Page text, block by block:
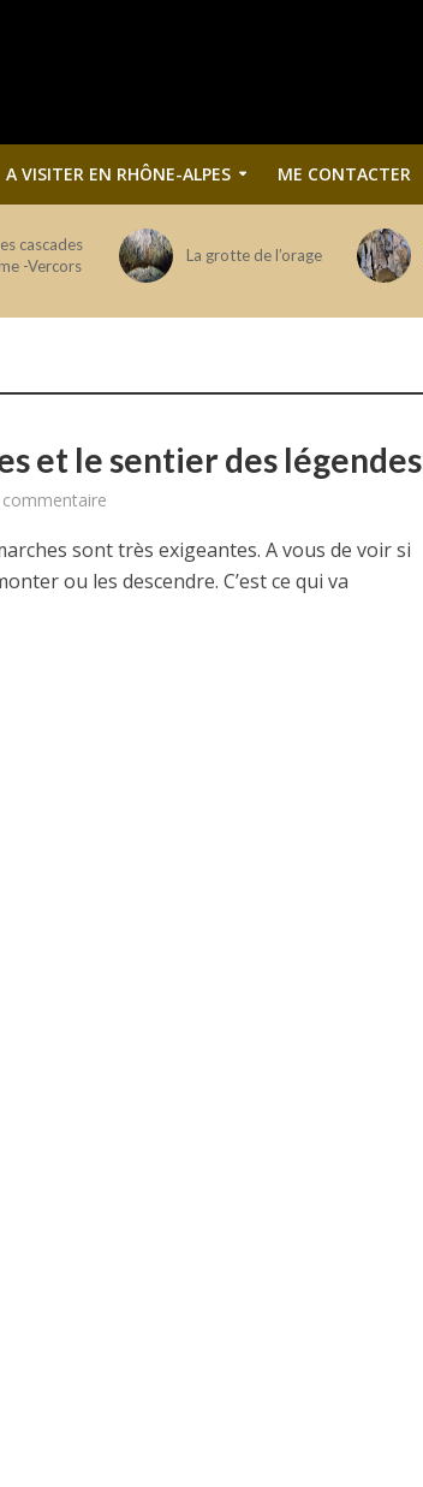
A VISITER EN RHÔNE-ALPES ME CONTACTER
cascades
-Vercors
La grotte de l’orage
et le sentier des légendes
sont très exigeantes. A vous de voir si
ou les descendre. C’est ce qui va